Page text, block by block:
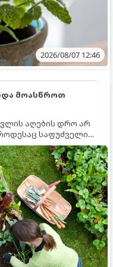
2026/08/07 12:46
მოასწროთ
აღების დრო არ
საფუძველი
და ბაღი მზადდება
იმისათვის, რომ
მცენარეებმა
5
უნდა მოასწროთ: